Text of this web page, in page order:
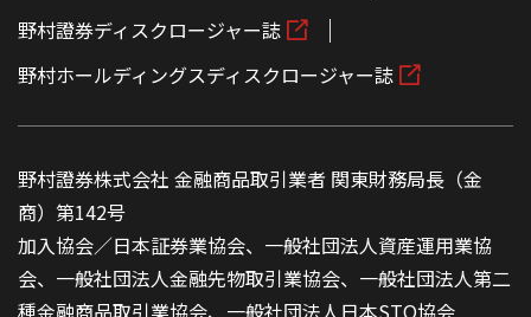
野村證券ディスクロージャー誌
野村ホールディングスディスクロージャー誌
野村證券株式会社 金融商品取引業者 関東財務局長（金
商）第142号
加入協会／日本証券業協会、一般社団法人資産運用業協
会、一般社団法人金融先物取引業協会、一般社団法人第二